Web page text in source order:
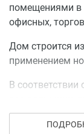
помещениями в
офисных,
Дом строится
применением
В
застрахованы
внесенную в